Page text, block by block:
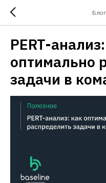
PERT-
оптимально
задачи в